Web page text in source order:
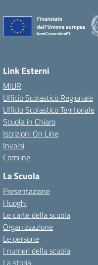
Link Esterni
MIUR
Ufficio Scolastico Regionale
Ufficio Scolastico Territoriale
Scuola in Chiaro
Iscrizioni On Line
Invalsi
Comune
La Scuola
Presentazione
I luoghi
Le carte della scuola
Organizzazione
Le persone
I numeri della scuola
La storia